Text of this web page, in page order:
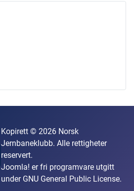
Kopirett © 2026 Norsk
Jernbaneklubb. Alle rettigheter
reservert.
Joomla! er fri programvare utgitt
under GNU General Public License.